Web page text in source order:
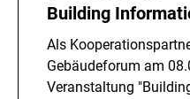
Building
Als
Gebäudeforum am
Veranstaltung